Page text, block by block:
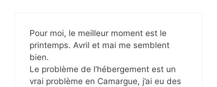
Pour moi, le meilleur moment est le
printemps. Avril et mai me semblent
bien.
Le problème de l’hébergement est un
vrai problème en Camargue, j’ai eu des